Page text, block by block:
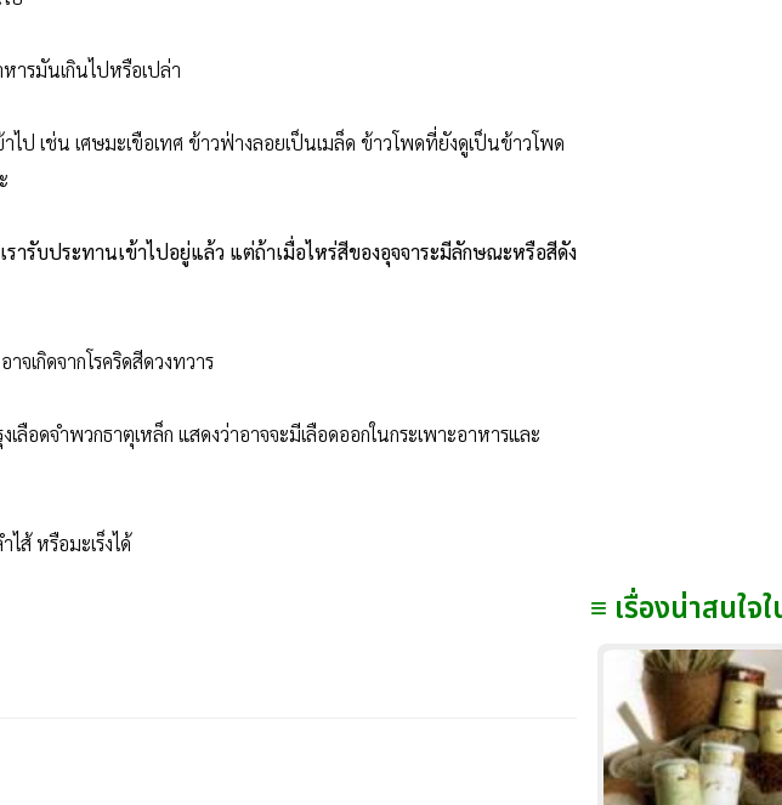
ารมันเกินไปหรือเปล่า
ไป เช่น เศษมะเขือเทศ ข้าวฟ่างลอยเป็นเมล็ด ข้าวโพดที่ยังดูเป็นข้าวโพด
ารับประทานเข้าไปอยู่แล้ว แต่ถ้าเมื่อไหร่สีของอุจจาระมีลักษณะหรือสีดัง
เกิดจากโรคริดสีดวงทวาร
ลือดจำพวกธาตุเหล็ก แสดงว่าอาจจะมีเลือดออกในกระเพาะอาหารและ
ไส้ หรือมะเร็งได้
≡ เรื่องน่าสนใ